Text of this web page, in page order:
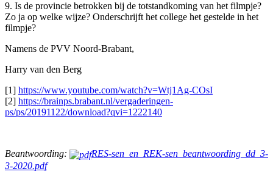
9. Is de provincie betrokken bij de totstandkoming van het filmpje?
Zo ja op welke wijze? Onderschrijft het college het gestelde in het
filmpje?
Namens de PVV Noord-Brabant,
Harry van den Berg
[1] https://www.youtube.com/watch?v=Wtj1Ag-COsI
[2] https://brainps.brabant.nl/vergaderingen-
ps/ps/20191122/download?qvi=1222140
Beantwoording:
RES-sen_en_REK-sen_beantwoording_dd_3-
3-2020.pdf